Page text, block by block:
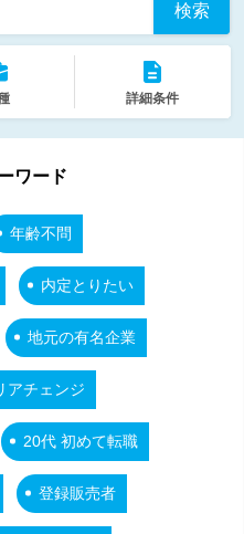
検索
詳細条件
ワード
年齢不問
内定とりたい
地元の有名企業
アチェンジ
20代 初めて転職
登録販売者